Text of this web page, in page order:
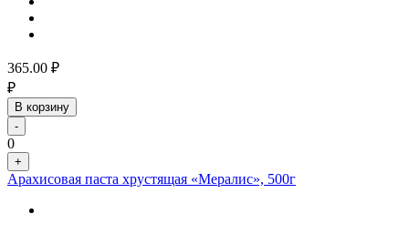
365.00 ₽
₽
В корзину
-
0
+
Арахисовая паста хрустящая «Мералис», 500г